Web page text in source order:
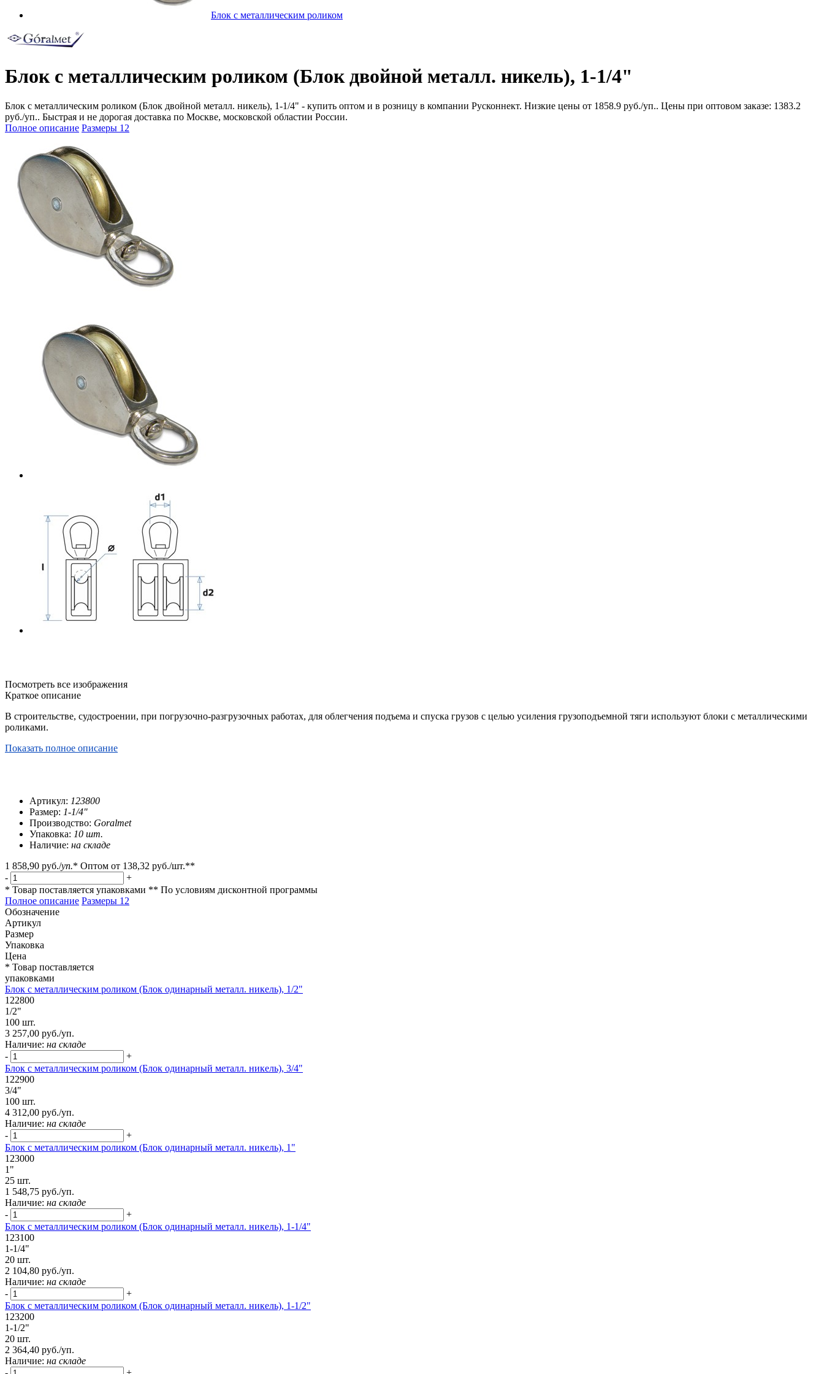
Блок с металлическим роликом
Блок с металлическим роликом (Блок двойной металл. никель), 1-1/4"
Блок с металлическим роликом (Блок двойной металл. никель), 1-1/4" - купить оптом и в розницу в компании Русконнект. Низкие цены от 1858.9 руб./уп.. Цены при оптовом заказе: 1383.2
руб./уп.. Быстрая и не дорогая доставка по Москве, московской областии России.
Полное описание Размеры 12
Посмотреть все изображения
Краткое описание
В строительстве, судостроении, при погрузочно-разгрузочных работах, для облегчения подъема и спуска грузов с целью усиления грузоподъемной тяги используют блоки с металлическими
роликами.
Показать полное описание
Артикул: 123800
Размер: 1-1/4"
Производство: Goralmet
Упаковка: 10 шт.
Наличие: на складе
1 858,90 руб./уп.* Оптом от 138,32 руб./шт.**
-
+
* Товар поставляется упаковками ** По условиям дисконтной программы
Полное описание Размеры 12
Обозначение
Артикул
Размер
Упаковка
Цена
* Товар поставляется
упаковками
Блок с металлическим роликом (Блок одинарный металл. никель), 1/2"
122800
1/2"
100 шт.
3 257,00 руб./уп.
Наличие: на складе
-
+
Блок с металлическим роликом (Блок одинарный металл. никель), 3/4"
122900
3/4"
100 шт.
4 312,00 руб./уп.
Наличие: на складе
-
+
Блок с металлическим роликом (Блок одинарный металл. никель), 1"
123000
1"
25 шт.
1 548,75 руб./уп.
Наличие: на складе
-
+
Блок с металлическим роликом (Блок одинарный металл. никель), 1-1/4"
123100
1-1/4"
20 шт.
2 104,80 руб./уп.
Наличие: на складе
-
+
Блок с металлическим роликом (Блок одинарный металл. никель), 1-1/2"
123200
1-1/2"
20 шт.
2 364,40 руб./уп.
Наличие: на складе